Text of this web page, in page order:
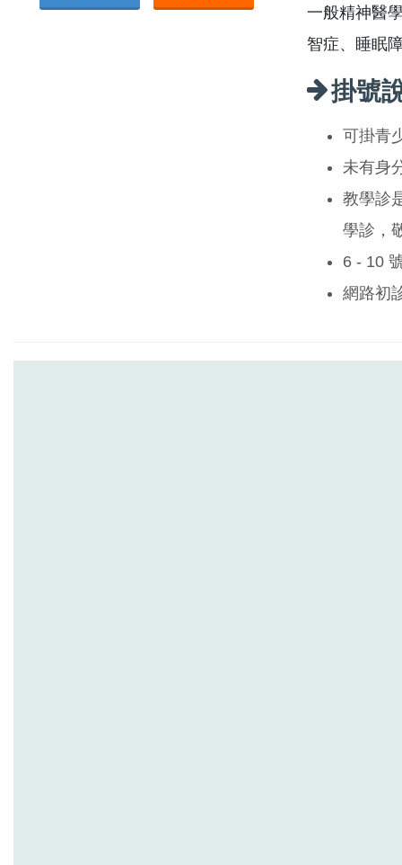
一般精神醫
智症、睡眠
掛號
可掛青
未有身
教學診
學診，
6 - 10
網路初